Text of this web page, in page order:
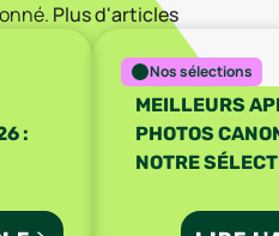
Plus d'articles
:
Nos sélections
MEILLEURS
PHOTOS
NOTRE